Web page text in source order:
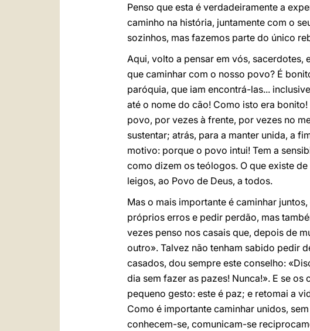
Penso que esta é verdadeiramente a
caminho na história, juntamente com o
sozinhos, mas fazemos parte do único
Aqui, volto a pensar em vós, sacerdotes,
que caminhar com o nosso povo? É
paróquia, que iam encontrá-las...
até o nome do cão! Como isto era
povo, por vezes à frente, por vezes no
sustentar; atrás, para a manter unida, a
motivo: porque o povo intui! Tem a
como dizem os teólogos. O que existe
leigos, ao Povo de Deus, a todos.
Mas o mais importante é caminhar
próprios erros e pedir perdão, mas
vezes penso nos casais que, depois de
outro». Talvez não tenham sabido pedir
casados, dou sempre este conselho:
dia sem fazer as pazes! Nunca!». E se
pequeno gesto: este é paz; e retomai a
Como é importante caminhar unidos,
conhecem-se, comunicam-se